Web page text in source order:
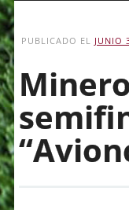
content
PUBLICADO EL JUNIO